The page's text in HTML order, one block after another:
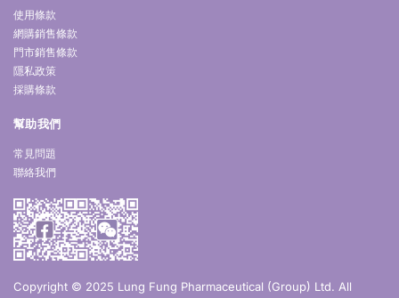
使用條款
網購銷售條款
門市銷售條款
隱私政策
採購條款
幫助我們
常見問題
聯絡我們
Copyright © 2025 Lung Fung Pharmaceutical (Group) Ltd. All